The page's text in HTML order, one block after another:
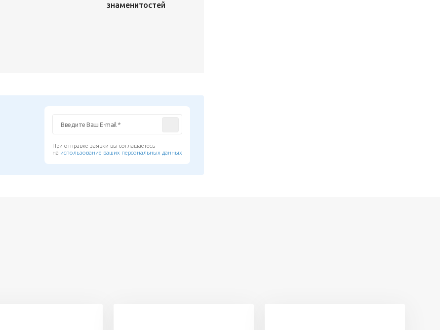
знаменитостей
При отправке заявки вы соглашаетесь
на использование ваших персональных данных